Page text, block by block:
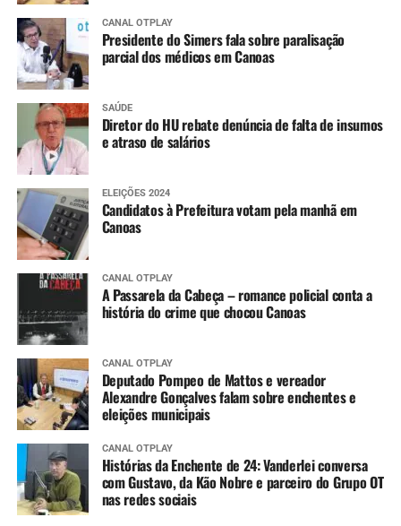
CANAL OTPLAY
Presidente do Simers fala sobre paralisação
parcial dos médicos em Canoas
SAÚDE
Diretor do HU rebate denúncia de falta de insumos
e atraso de salários
ELEIÇÕES 2024
Candidatos à Prefeitura votam pela manhã em
Canoas
CANAL OTPLAY
A Passarela da Cabeça – romance policial conta a
história do crime que chocou Canoas
CANAL OTPLAY
Deputado Pompeo de Mattos e vereador
Alexandre Gonçalves falam sobre enchentes e
eleições municipais
CANAL OTPLAY
Histórias da Enchente de 24: Vanderlei conversa
com Gustavo, da Kão Nobre e parceiro do Grupo OT
nas redes sociais